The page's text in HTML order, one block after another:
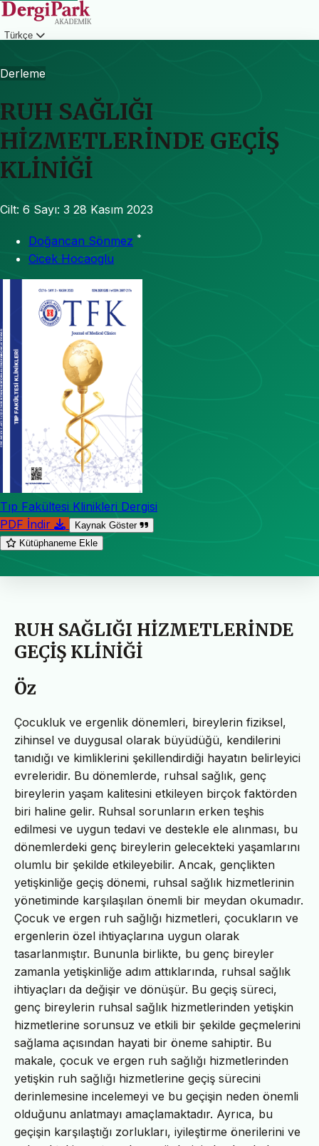
Türkçe
Derleme
RUH SAĞLIĞI
HİZMETLERİNDE GEÇİŞ
KLİNİĞİ
Cilt: 6 Sayı: 3 28 Kasım 2023
Doğancan Sönmez *
Cicek Hocaoglu
Tıp Fakültesi Klinikleri Dergisi
PDF İndir
Kaynak Göster
Kütüphaneme Ekle
RUH SAĞLIĞI HİZMETLERİNDE
GEÇİŞ KLİNİĞİ
Öz
Çocukluk ve ergenlik dönemleri, bireylerin fiziksel,
zihinsel ve duygusal olarak büyüdüğü, kendilerini
tanıdığı ve kimliklerini şekillendirdiği hayatın belirleyici
evreleridir. Bu dönemlerde, ruhsal sağlık, genç
bireylerin yaşam kalitesini etkileyen birçok faktörden
biri haline gelir. Ruhsal sorunların erken teşhis
edilmesi ve uygun tedavi ve destekle ele alınması, bu
dönemlerdeki genç bireylerin gelecekteki yaşamlarını
olumlu bir şekilde etkileyebilir. Ancak, gençlikten
yetişkinliğe geçiş dönemi, ruhsal sağlık hizmetlerinin
yönetiminde karşılaşılan önemli bir meydan okumadır.
Çocuk ve ergen ruh sağlığı hizmetleri, çocukların ve
ergenlerin özel ihtiyaçlarına uygun olarak
tasarlanmıştır. Bununla birlikte, bu genç bireyler
zamanla yetişkinliğe adım attıklarında, ruhsal sağlık
ihtiyaçları da değişir ve dönüşür. Bu geçiş süreci,
genç bireylerin ruhsal sağlık hizmetlerinden yetişkin
hizmetlerine sorunsuz ve etkili bir şekilde geçmelerini
sağlama açısından hayati bir öneme sahiptir. Bu
makale, çocuk ve ergen ruh sağlığı hizmetlerinden
yetişkin ruh sağlığı hizmetlerine geçiş sürecini
derinlemesine incelemeyi ve bu geçişin neden önemli
olduğunu anlatmayı amaçlamaktadır. Ayrıca, bu
geçişin karşılaştığı zorlukları, iyileştirme önerilerini ve